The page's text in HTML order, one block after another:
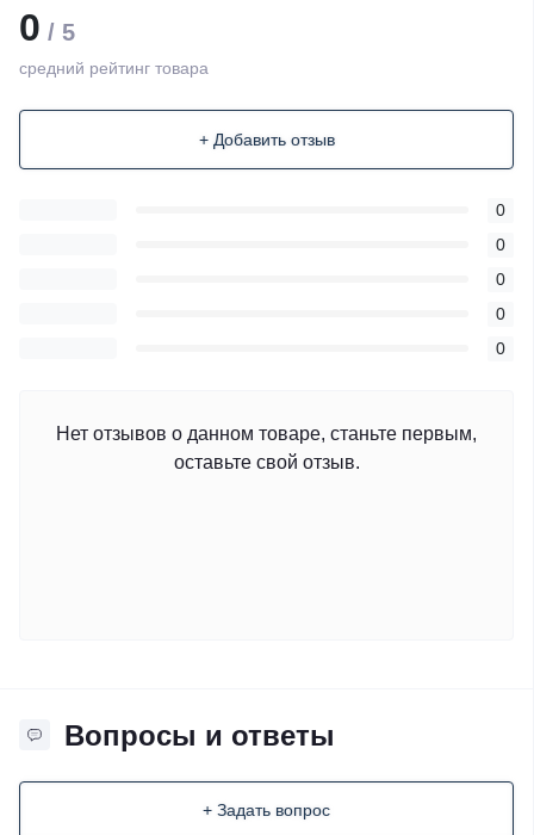
0 / 5
средний рейтинг товара
+ Добавить отзыв
0
0
0
0
0
Нет отзывов о данном товаре, станьте первым,
оставьте свой отзыв.
Вопросы и ответы
+ Задать вопрос